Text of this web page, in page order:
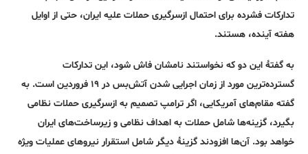
تدارکات فشرده برای احتمال ازسرگیری حملات علیه ایران، حتی از اوایل
هفته آینده، هستند.
به گفتهٔ این دو که نخواستند نامشان فاش شود، این تدارکات
گسترده‌ترین مورد از زمان اجرایی شدن آتش‌بس در ۱۹ فروردین است. به
گفته مقام‌های آمریکایی، اگر ترامپ تصمیم به ازسرگیری حملات نظامی
بگیرد، گزینه‌ها شامل حملات به اهداف نظامی و زیرساخت‌های ایران
خواهد بود. آن‌ها افزودند گزینهٔ دیگر شامل استقرار نیروهای عملیات ویژه